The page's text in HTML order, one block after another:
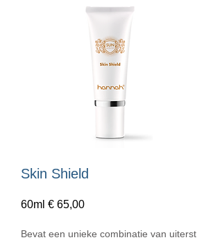
Skin Shield
60ml € 65,00
Bevat een unieke combinatie van uiterst